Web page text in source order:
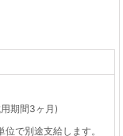
期間3ヶ月)
で別途支給します。